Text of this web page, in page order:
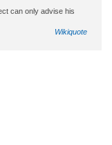
can only advise his
Wikiquote